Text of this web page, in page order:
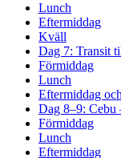
Lunch
Eftermiddag
Kväll
Dag 7: Transit
Förmiddag
Lunch
Eftermiddag
Dag 8–9:
Förmiddag
Lunch
Eftermiddag